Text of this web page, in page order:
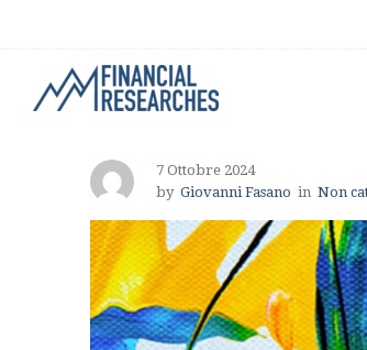
7 Ottobre 2024
by Giovanni Fasano in Non